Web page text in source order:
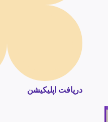
دریافت اپلیکیشن